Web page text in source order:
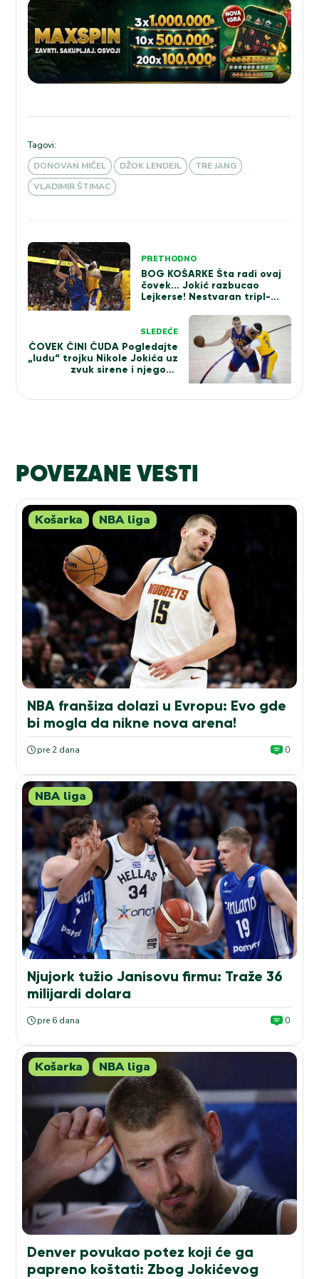
Tagovi:
DONOVAN MIČEL
DŽOK LENDEJL
TRE JANG
VLADIMIR ŠTIMAC
Kretanje
članka
PRETHODNO
BOG KOŠARKE Šta radi ovaj
čovek… Jokić razbucao
Lejkerse! Nestvaran tripl-
SLEDEĆE
ČOVEK ČINI ČUDA Pogledajte
„ludu“ trojku Nikole Jokića uz
zvuk sirene i njegovu
POVEZANE VESTI
Košarka NBA liga
NBA franšiza dolazi u Evropu: Evo gde
bi mogla da nikne nova arena!
pre 2 dana 0
NBA liga
Njujork tužio Janisovu firmu: Traže 36
milijardi dolara
pre 6 dana 0
Košarka NBA liga
Denver povukao potez koji će ga
papreno koštati: Zbog Jokićevog